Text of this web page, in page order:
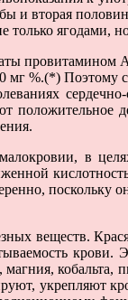
и вторая
только
провитамином
мг %.(*) Поэтому
в
веществ.
крови.
кобальта,
укрепляют